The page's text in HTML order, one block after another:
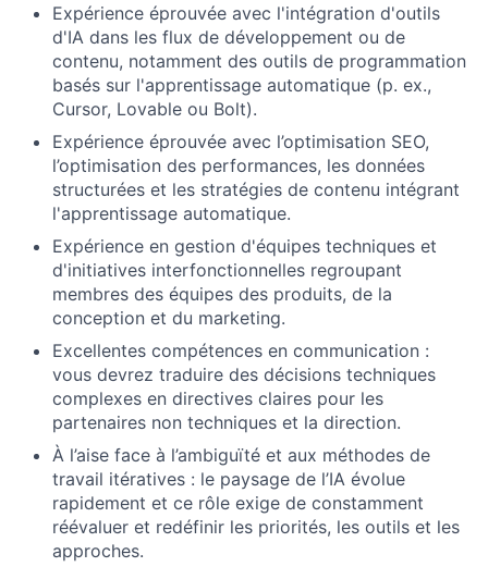
Expérience éprouvée avec l'intégration d'outils
d'IA dans les flux de développement ou de
contenu, notamment des outils de programmation
basés sur l'apprentissage automatique (p. ex.,
Cursor, Lovable ou Bolt).
Expérience éprouvée avec l’optimisation SEO,
l’optimisation des performances, les données
structurées et les stratégies de contenu intégrant
l'apprentissage automatique.
Expérience en gestion d'équipes techniques et
d'initiatives interfonctionnelles regroupant
membres des équipes des produits, de la
conception et du marketing.
Excellentes compétences en communication :
vous devrez traduire des décisions techniques
complexes en directives claires pour les
partenaires non techniques et la direction.
À l’aise face à l’ambiguïté et aux méthodes de
travail itératives : le paysage de l’IA évolue
rapidement et ce rôle exige de constamment
réévaluer et redéfinir les priorités, les outils et les
approches.